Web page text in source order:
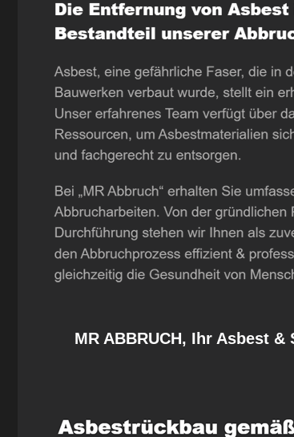
MR ABBRUCH, Ihr Asbest